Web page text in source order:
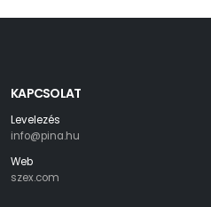
KAPCSOLAT
Levelezés
info@pina.hu
Web
szex.com